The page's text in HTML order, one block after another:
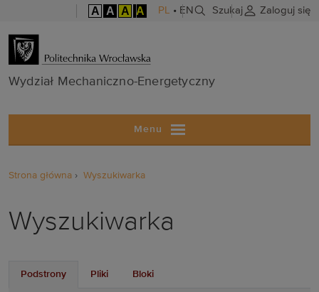
A A A A PL • EN Szukaj Zaloguj się
Wydział
Wydział Mechaniczno-Energetyczny
Menu
Strona główna Wyszukiwarka
Wyszukiwarka
Podstrony Pliki Bloki